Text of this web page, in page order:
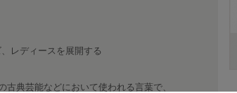
レディースを展開する
古典芸能などにおいて使われる言葉で、